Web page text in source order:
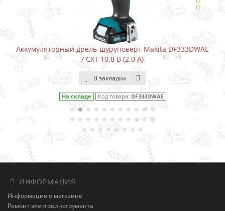
дрель-шуруповерт Makita DF333DWAE
/ CXT 10.8 В (2.0 А)
В закладки
складе Код товара:DF333DWAE
Аккумуляторный
На
ИНФОРМАЦИЯ
Информация о магазине
Ремонт электроинструмента